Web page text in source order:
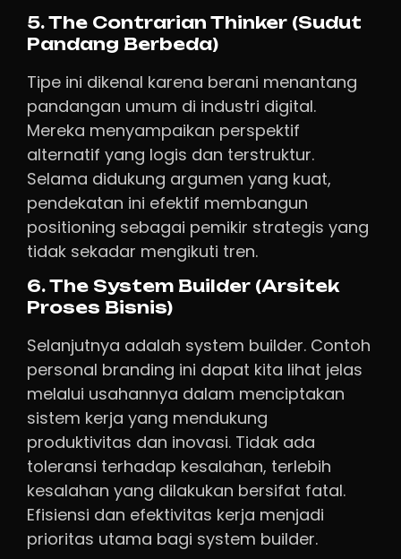
5. The Contrarian Thinker (Sudut
Pandang Berbeda)
Tipe ini dikenal karena berani menantang
pandangan umum di industri digital.
Mereka menyampaikan perspektif
alternatif yang logis dan terstruktur.
Selama didukung argumen yang kuat,
pendekatan ini efektif membangun
positioning sebagai pemikir strategis yang
tidak sekadar mengikuti tren.
6. The System Builder (Arsitek
Proses Bisnis)
Selanjutnya adalah system builder. Contoh
personal branding ini dapat kita lihat jelas
melalui usahannya dalam menciptakan
sistem kerja yang mendukung
produktivitas dan inovasi. Tidak ada
toleransi terhadap kesalahan, terlebih
kesalahan yang dilakukan bersifat fatal.
Efisiensi dan efektivitas kerja menjadi
prioritas utama bagi system builder.